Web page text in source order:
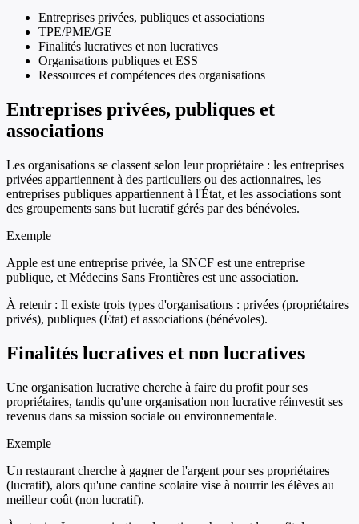
Entreprises privées, publiques et associations
TPE/PME/GE
Finalités lucratives et non lucratives
Organisations publiques et ESS
Ressources et compétences des organisations
Entreprises privées, publiques et
associations
Les organisations se classent selon leur propriétaire : les entreprises
privées appartiennent à des particuliers ou des actionnaires, les
entreprises publiques appartiennent à l'État, et les associations sont
des groupements sans but lucratif gérés par des bénévoles.
Exemple
Apple est une entreprise privée, la SNCF est une entreprise
publique, et Médecins Sans Frontières est une association.
À retenir : Il existe trois types d'organisations : privées (propriétaires
privés), publiques (État) et associations (bénévoles).
Finalités lucratives et non lucratives
Une organisation lucrative cherche à faire du profit pour ses
propriétaires, tandis qu'une organisation non lucrative réinvestit ses
revenus dans sa mission sociale ou environnementale.
Exemple
Un restaurant cherche à gagner de l'argent pour ses propriétaires
(lucratif), alors qu'une cantine scolaire vise à nourrir les élèves au
meilleur coût (non lucratif).